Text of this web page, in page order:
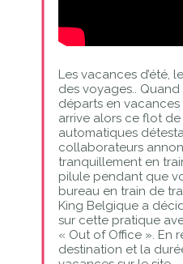
Les vacances d’été,
des voyages..
départs en
arrive alors ce flot de
automatiques
collaborateurs
tranquillement en
pilule pendant que
bureau en train de
King Belgique a
sur cette pratique
« Out of Office ». En
destination et la